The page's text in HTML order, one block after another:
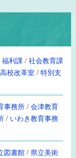
福利課 /社会教育課
校改革室 /特別支
事務所/会津教育
/ いわき教育事務
図書館/ 県立美術